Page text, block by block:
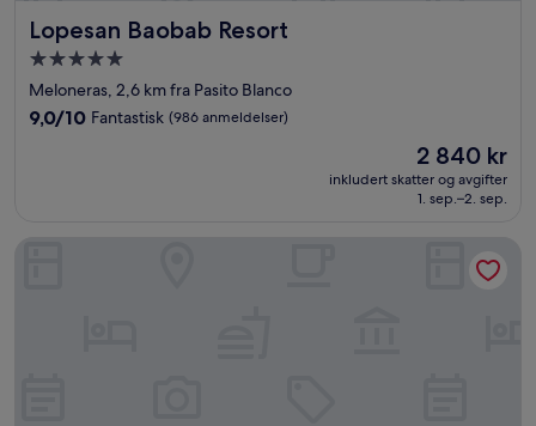
Lopesan Baobab Resort
Lopesan Baobab Resort
Overnattingssted
med
5.0
Meloneras, 2,6 km fra Pasito Blanco
9.0
9,0/10 Fantastisk (986 anmeldelser)
Prisen
er
2 840 kr
2 840 kr
inkludert skatter og avgifter
1. sep.–2. sep.